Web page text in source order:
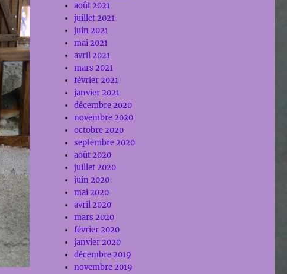
août 2021
juillet 2021
juin 2021
mai 2021
avril 2021
mars 2021
février 2021
janvier 2021
décembre 2020
novembre 2020
octobre 2020
septembre 2020
août 2020
juillet 2020
juin 2020
mai 2020
avril 2020
mars 2020
février 2020
janvier 2020
décembre 2019
novembre 2019